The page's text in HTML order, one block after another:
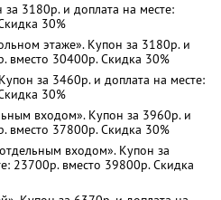
3180р. и доплата на месте:
30%
этаже». Купон за 3180р. и
вместо 30400р. Скидка 30%
за 3460р. и доплата на месте:
30%
входом». Купон за 3960р. и
вместо 37800р. Скидка 30%
входом». Купон за
23700р. вместо 39800р. Скидка